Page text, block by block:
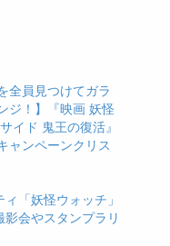
全員見つけてガラ
ジ！】『映画 妖怪
イド 鬼王の復活』
ャンペーンクリス
「妖怪ウォッチ」
会やスタンプラリ